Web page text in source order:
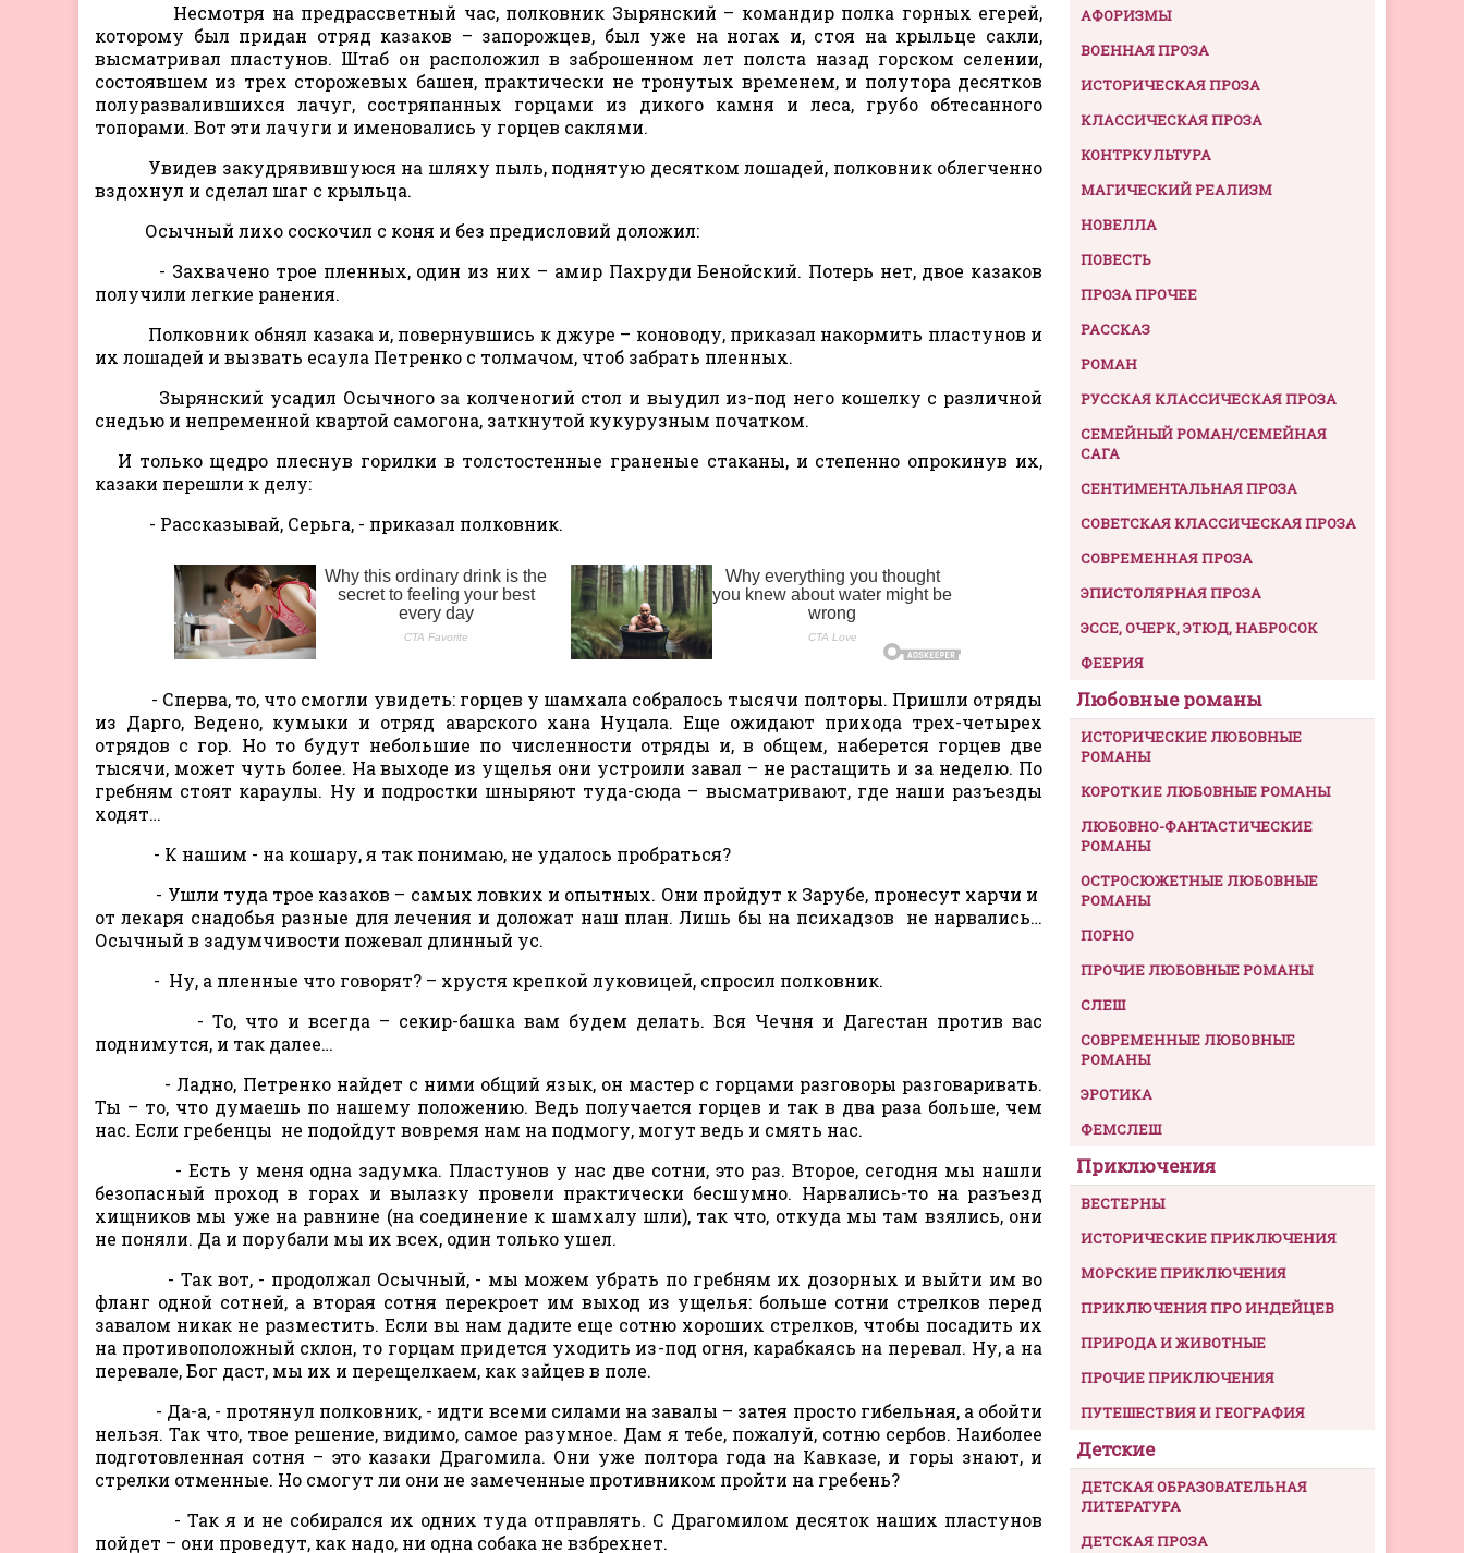
Несмотря на предрассветный час, полковник Зырянский – командир полка горных егерей,
которому был придан отряд казаков – запорожцев, был уже на ногах и, стоя на крыльце сакли,
высматривал пластунов. Штаб он расположил в заброшенном лет полста назад горском селении,
состоявшем из трех сторожевых башен, практически не тронутых временем, и полутора десятков
полуразвалившихся лачуг, состряпанных горцами из дикого камня и леса, грубо обтесанного
топорами. Вот эти лачуги и именовались у горцев саклями.
Увидев закудрявившуюся на шляху пыль, поднятую десятком лошадей, полковник облегченно
вздохнул и сделал шаг с крыльца.
Осычный лихо соскочил с коня и без предисловий доложил:
- Захвачено трое пленных, один из них – амир Пахруди Бенойский. Потерь нет, двое казаков
получили легкие ранения.
Полковник обнял казака и, повернувшись к джуре – коноводу, приказал накормить пластунов и
их лошадей и вызвать есаула Петренко с толмачом, чтоб забрать пленных.
Зырянский усадил Осычного за колченогий стол и выудил из-под него кошелку с различной
снедью и непременной квартой самогона, заткнутой кукурузным початком.
И только щедро плеснув горилки в толстостенные граненые стаканы, и степенно опрокинув их,
казаки перешли к делу:
- Рассказывай, Серьга, - приказал полковник.
- Сперва, то, что смогли увидеть: горцев у шамхала собралось тысячи полторы. Пришли отряды
из Дарго, Ведено, кумыки и отряд аварского хана Нуцала. Еще ожидают прихода трех-четырех
отрядов с гор. Но то будут небольшие по численности отряды и, в общем, наберется горцев две
тысячи, может чуть более. На выходе из ущелья они устроили завал – не растащить и за неделю. По
гребням стоят караулы. Ну и подростки шныряют туда-сюда – высматривают, где наши разъезды
ходят…
- К нашим - на кошару, я так понимаю, не удалось пробраться?
- Ушли туда трое казаков – самых ловких и опытных. Они пройдут к Зарубе, пронесут харчи и
от лекаря снадобья разные для лечения и доложат наш план. Лишь бы на психадзов не нарвались…
Осычный в задумчивости пожевал длинный ус.
- Ну, а пленные что говорят? – хрустя крепкой луковицей, спросил полковник.
- То, что и всегда – секир-башка вам будем делать. Вся Чечня и Дагестан против вас
поднимутся, и так далее…
- Ладно, Петренко найдет с ними общий язык, он мастер с горцами разговоры разговаривать.
Ты – то, что думаешь по нашему положению. Ведь получается горцев и так в два раза больше, чем
нас. Если гребенцы не подойдут вовремя нам на подмогу, могут ведь и смять нас.
- Есть у меня одна задумка. Пластунов у нас две сотни, это раз. Второе, сегодня мы нашли
безопасный проход в горах и вылазку провели практически бесшумно. Нарвались-то на разъезд
хищников мы уже на равнине (на соединение к шамхалу шли), так что, откуда мы там взялись, они
не поняли. Да и порубали мы их всех, один только ушел.
- Так вот, - продолжал Осычный, - мы можем убрать по гребням их дозорных и выйти им во
фланг одной сотней, а вторая сотня перекроет им выход из ущелья: больше сотни стрелков перед
завалом никак не разместить. Если вы нам дадите еще сотню хороших стрелков, чтобы посадить их
на противоположный склон, то горцам придется уходить из-под огня, карабкаясь на перевал. Ну, а на
перевале, Бог даст, мы их и перещелкаем, как зайцев в поле.
- Да-а, - протянул полковник, - идти всеми силами на завалы – затея просто гибельная, а обойти
нельзя. Так что, твое решение, видимо, самое разумное. Дам я тебе, пожалуй, сотню сербов. Наиболее
подготовленная сотня – это казаки Драгомила. Они уже полтора года на Кавказе, и горы знают, и
стрелки отменные. Но смогут ли они не замеченные противником пройти на гребень?
- Так я и не собирался их одних туда отправлять. С Драгомилом десяток наших пластунов
пойдет – они проведут, как надо, ни одна собака не взбрехнет.
АФОРИЗМЫ
ВОЕННАЯ ПРОЗА
ИСТОРИЧЕСКАЯ ПРОЗА
КЛАССИЧЕСКАЯ ПРОЗА
КОНТРКУЛЬТУРА
МАГИЧЕСКИЙ РЕАЛИЗМ
НОВЕЛЛА
ПОВЕСТЬ
ПРОЗА ПРОЧЕЕ
РАССКАЗ
РОМАН
РУССКАЯ КЛАССИЧЕСКАЯ ПРОЗА
СЕМЕЙНЫЙ РОМАН/СЕМЕЙНАЯ
САГА
СЕНТИМЕНТАЛЬНАЯ ПРОЗА
СОВЕТСКАЯ КЛАССИЧЕСКАЯ ПРОЗА
СОВРЕМЕННАЯ ПРОЗА
ЭПИСТОЛЯРНАЯ ПРОЗА
ЭССЕ, ОЧЕРК, ЭТЮД, НАБРОСОК
ФЕЕРИЯ
Любовные романы
ИСТОРИЧЕСКИЕ ЛЮБОВНЫЕ
РОМАНЫ
КОРОТКИЕ ЛЮБОВНЫЕ РОМАНЫ
ЛЮБОВНО-ФАНТАСТИЧЕСКИЕ
РОМАНЫ
ОСТРОСЮЖЕТНЫЕ ЛЮБОВНЫЕ
РОМАНЫ
ПОРНО
ПРОЧИЕ ЛЮБОВНЫЕ РОМАНЫ
СЛЕШ
СОВРЕМЕННЫЕ ЛЮБОВНЫЕ
РОМАНЫ
ЭРОТИКА
ФЕМСЛЕШ
Приключения
ВЕСТЕРНЫ
ИСТОРИЧЕСКИЕ ПРИКЛЮЧЕНИЯ
МОРСКИЕ ПРИКЛЮЧЕНИЯ
ПРИКЛЮЧЕНИЯ ПРО ИНДЕЙЦЕВ
ПРИРОДА И ЖИВОТНЫЕ
ПРОЧИЕ ПРИКЛЮЧЕНИЯ
ПУТЕШЕСТВИЯ И ГЕОГРАФИЯ
Детские
ДЕТСКАЯ ОБРАЗОВАТЕЛЬНАЯ
ЛИТЕРАТУРА
ДЕТСКАЯ ПРОЗА